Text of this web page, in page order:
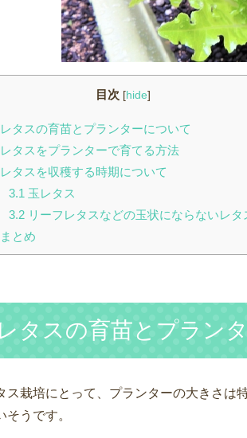
目次 [hide]
レタスの育苗とプランターについて
レタスをプランターで育てる方法
レタスを収穫する時期について
3.1 玉レタス
3.2リーフレタスなどの玉状にならないレタ
まとめ
レタスの育苗とプラン
ス栽培にとって、プランターの大きさは
そうです。